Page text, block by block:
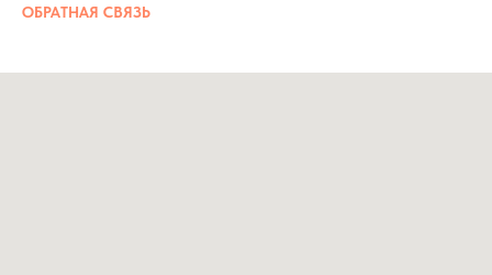
ОБРАТНАЯ СВЯЗЬ